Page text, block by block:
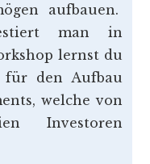
aufbauen.
man in
lernst du
für den Aufbau
welche von
Investoren